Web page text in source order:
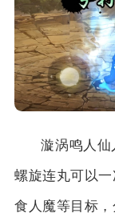
漩涡鸣人仙
螺旋连丸可以
食人魔等目标